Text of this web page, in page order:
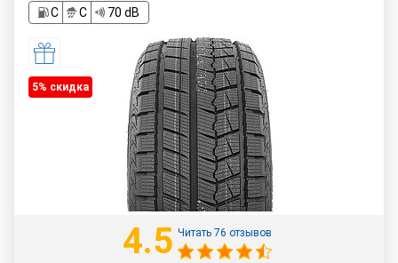
C
C 70 dB
5% cкидка
4.5 Читать 76 отзывов